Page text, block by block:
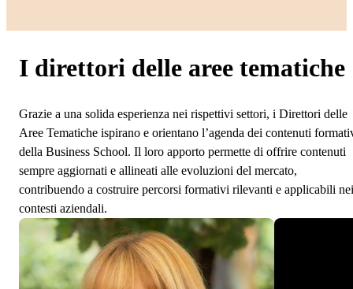
I direttori delle aree tematiche
Grazie a una solida esperienza nei rispettivi settori, i Direttori delle
Aree Tematiche ispirano e orientano l’agenda dei contenuti
della Business School. Il loro apporto permette di offrire contenuti
sempre aggiornati e allineati alle evoluzioni del mercato,
contribuendo a costruire percorsi formativi rilevanti e applicabili nei
contesti aziendali.